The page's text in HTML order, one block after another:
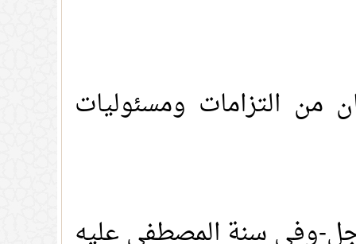
من التزامات ومسئوليات
وفي سنة المصطفي عليه